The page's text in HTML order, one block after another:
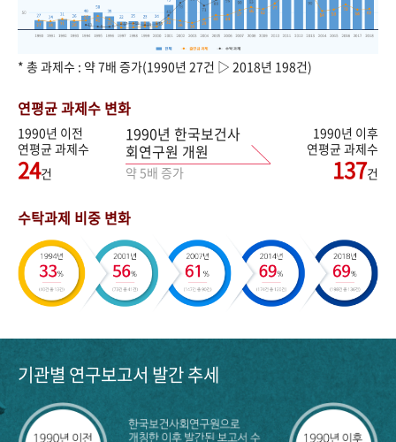
* 총 과제수 : 약 7배 증가(1990년 27건 ▷ 2018년 198건)
연평균 과제수 변화
1990년 이전
연평균 과제수
24건
1990년 한국보건사
회연구원 개원
약 5배 증가
1990년 이후
연평균 과제수
137건
수탁과제 비중 변화
기관별 연구보고서 발간 추세